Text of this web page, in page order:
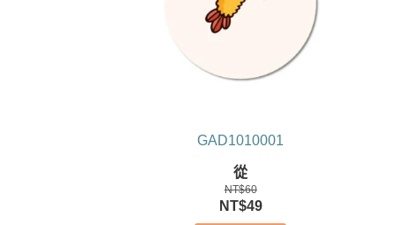
GAD1010001
從
NT$60
原
NT$49目